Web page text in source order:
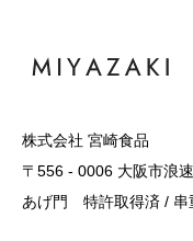
株式会社 宮崎食品
〒556 - 0006 大阪市浪
あげ門 特許取得済 /